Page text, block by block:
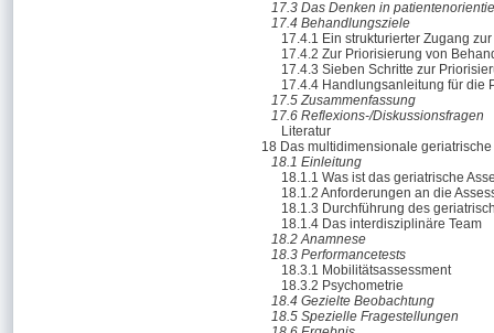
17.3 Das Denken in
17.4 Behandlungsziele
17.4.1 Ein strukturierter Zugang
17.4.2 Zur Priorisierung von
17.4.3 Sieben Schritte zur
17.4.4 Handlungsanleitung für die
17.5 Zusammenfassung
17.6 Reflexions-/Diskussionsfragen
Literatur
18 Das multidimensionale geriatrische
18.1 Einleitung
18.1.1 Was ist das geriatrische
18.1.2 Anforderungen an die
18.1.3 Durchführung des
18.1.4 Das interdisziplinäre Team
18.2 Anamnese
18.3 Performancetests
18.3.1 Mobilitätsassessment
18.3.2 Psychometrie
18.4 Gezielte Beobachtung
18.5 Spezielle Fragestellungen